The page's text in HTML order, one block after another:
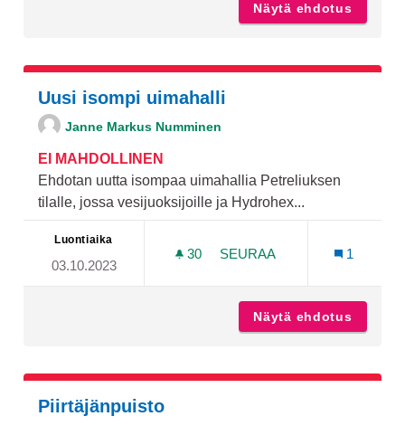
Näytä ehdotus
Uusi isompi uimahalli
Janne Markus Numminen
EI MAHDOLLINEN
Ehdotan uutta isompaa uimahallia Petreliuksen
tilalle, jossa vesijuoksijoille ja Hydrohex...
Luontiaika
03.10.2023
30 30 SEURAAJAA
SEURAA
1
Näytä ehdotus
Piirtäjänpuisto